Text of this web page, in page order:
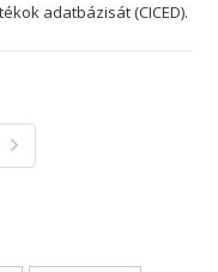
adatbázisát (CICED).